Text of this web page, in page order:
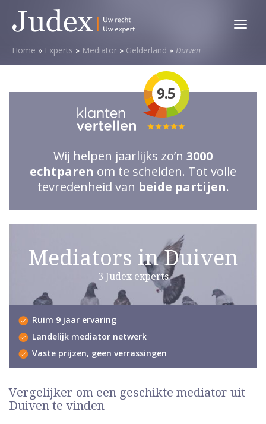
Toggle
Home » Experts » Mediator » Gelderland » Duiven
9.5
Totale
waardering:
5
van
Wij helpen jaarlijks zo’n 3000
echtparen om te scheiden. Tot volle
tevredenheid van beide partijen.
Mediators in Duiven
3 Judex experts
Ruim 9 jaar ervaring
Landelijk mediator netwerk
Vaste prijzen, geen verrassingen
Vergelijker om een geschikte mediator uit
Duiven te vinden